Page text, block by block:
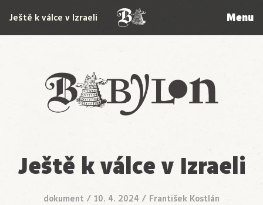
Babylon
Ještě k válce v Izraeli Menu
Ještě k válce v Izraeli
dokument / 10. 4. 2024 / František Kostlán